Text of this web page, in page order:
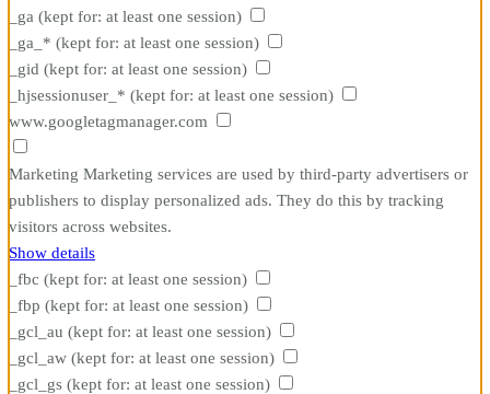
_ga (kept for: at least one session)
_ga_* (kept for: at least one session)
_gid (kept for: at least one session)
_hjsessionuser_* (kept for: at least one session)
www.googletagmanager.com
Marketing Marketing services are used by third-party advertisers or
publishers to display personalized ads. They do this by tracking
visitors across websites.
Show details
_fbc (kept for: at least one session)
_fbp (kept for: at least one session)
_gcl_au (kept for: at least one session)
_gcl_aw (kept for: at least one session)
_gcl_gs (kept for: at least one session)